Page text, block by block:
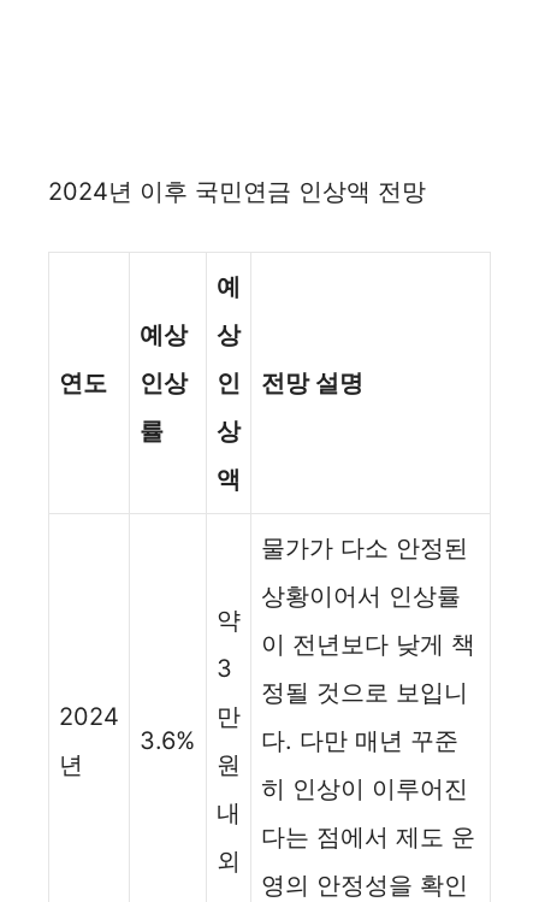
2024년 이후 국민연금 인상액 전망
연도
예상
인상
률
예
상
인
상
액
전망 설명
2024
년
3.6%
약
3
만
원
내
외
물가가 다소 안정된
상황이어서 인상률
이 전년보다 낮게 책
정될 것으로 보입니
다. 다만 매년 꾸준
히 인상이 이루어진
다는 점에서 제도 운
영의 안정성을 확인